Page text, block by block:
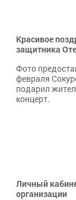
Красивое
защитника
Фото
февраля
подарил
концерт.
Личный
организации